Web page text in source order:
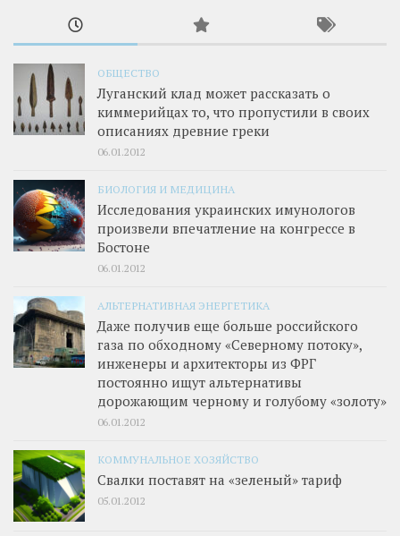
ОБЩЕСТВО
Луганский клад может рассказать о
киммерийцах то, что пропустили в своих
описаниях древние греки
06.01.2012
БИОЛОГИЯ И МЕДИЦИНА
Исследования украинских имунологов
произвели впечатление на конгрессе в
Бостоне
06.01.2012
АЛЬТЕРНАТИВНАЯ ЭНЕРГЕТИКА
Даже получив еще больше российского
газа по обходному «Северному потоку»,
инженеры и архитекторы из ФРГ
постоянно ищут альтернативы
дорожающим черному и голубому «золоту»
06.01.2012
КОММУНАЛЬНОЕ ХОЗЯЙСТВО
Свалки поставят на «зеленый» тариф
05.01.2012